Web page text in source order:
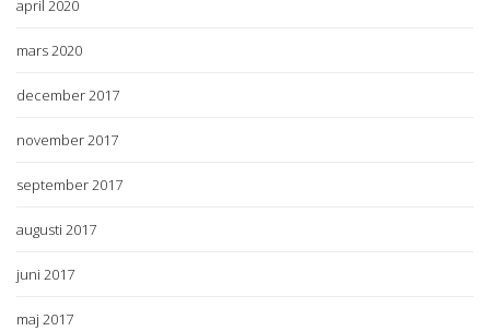
april 2020
mars 2020
december 2017
november 2017
september 2017
augusti 2017
juni 2017
maj 2017